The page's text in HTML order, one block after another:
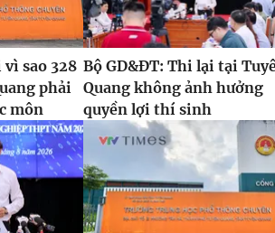
sao 328
phải
môn
Bộ GD&ĐT: Thi lại tại
Quang không ảnh hưởng
quyền lợi thí sinh